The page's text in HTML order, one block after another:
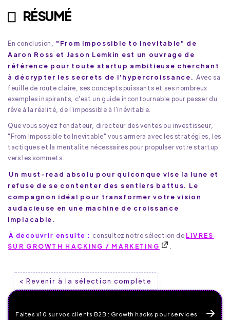
RÉSUMÉ
En conclusion,
"From Impossible to Inevitable" de
Aaron Ross et Jason Lemkin est un ouvrage de
référence pour toute startup ambitieuse cherchant
à décrypter les secrets de l'hypercroissance. Avec sa
feuille de route claire, ses concepts puissants et ses nombreux
exemples inspirants, c'est un guide incontournable pour passer du
rêve à la réalité, de l'impossible à l'inévitable.
Que vous soyez fondateur, directeur des ventes ou investisseur,
"From Impossible to Inevitable" vous armera avec les stratégies, les
tactiques et la mentalité nécessaires pour propulser votre startup
vers les sommets.
Un must-read absolu pour quiconque vise la lune et
refuse de se contenter des sentiers battus. Le
compagnon idéal pour transformer votre vision
audacieuse en une machine de croissance
implacable.
À découvrir ensuite : consultez notre sélection de LIVRES
SUR GROWTH HACKING / MARKETING
< Revenir à la sélection complète
Faites x10 sur vos clients B2B : Growth hacks pour services